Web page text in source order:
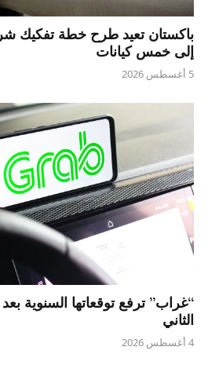
باكستان تعيد طرح خطة تفكيك
إلى خمس كيانات
5 أغسطس 2026
“غراب” ترفع توقعاتها السنوية
الثاني
4 أغسطس 2026